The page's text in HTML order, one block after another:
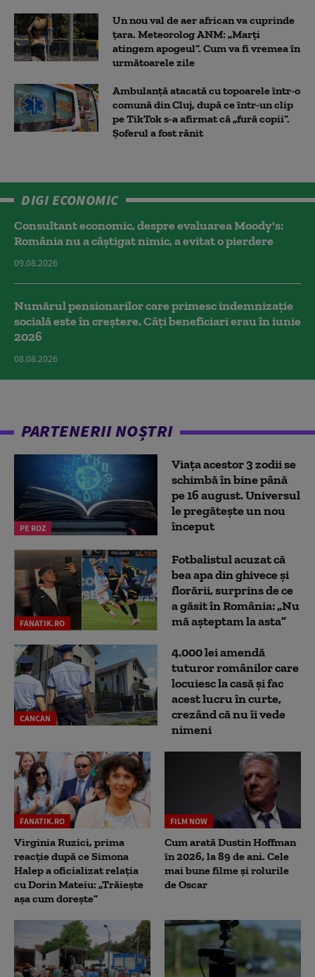
Un nou val de aer african va cuprinde
țara. Meteorolog ANM: „Marți
atingem apogeul”. Cum va fi vremea în
următoarele zile
Ambulanţă atacată cu topoarele într-o
comună din Cluj, după ce într-un clip
pe TikTok s-a afirmat că „fură copii”.
Șoferul a fost rănit
DIGI ECONOMIC
Consultant economic, despre evaluarea Moody's:
România nu a câştigat nimic, a evitat o pierdere
09.08.2026
Numărul pensionarilor care primesc indemnizaţie
socială este în creștere. Câți beneficiari erau în iunie
2026
08.08.2026
PARTENERII NOȘTRI
PE ROZ
Viața acestor 3 zodii se
schimbă în bine până
pe 16 august. Universul
le pregătește un nou
început
FANATIK.RO
Fotbalistul acuzat că
bea apa din ghivece și
florării, surprins de ce
a găsit în România: „Nu
mă așteptam la asta”
CANCAN
4.000 lei amendă
tuturor românilor care
locuiesc la casă și fac
acest lucru în curte,
crezând că nu îi vede
nimeni
FANATIK.RO
Virginia Ruzici, prima
reacție după ce Simona
Halep a oficializat relația
cu Dorin Mateiu: „Trăiește
așa cum dorește”
FILM NOW
Cum arată Dustin Hoffman
în 2026, la 89 de ani. Cele
mai bune filme și rolurile
de Oscar